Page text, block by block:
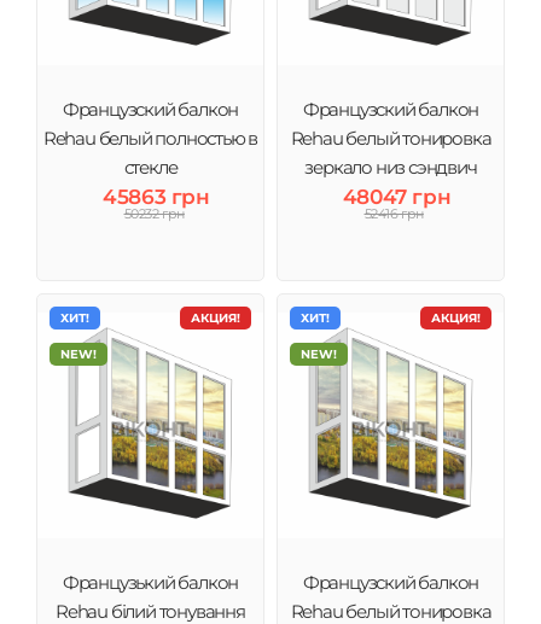
Французский балкон
Rehau белый полностью в
стекле
45863 грн
50232 грн
Французский балкон
Rehau белый тонировка
зеркало низ сэндвич
48047 грн
52416 грн
АКЦИЯ!
ХИТ!
NEW!
Французький балкон
Rehau білий тонування
АКЦИЯ!
ХИТ!
NEW!
Французский балкон
Rehau белый тонировка